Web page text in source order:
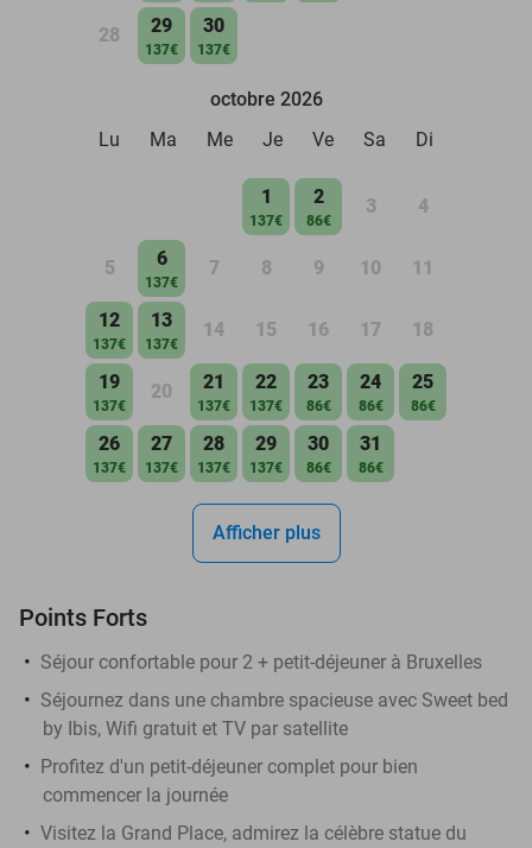
28 29
137€
30
137€
octobre 2026
Lu
Ma Me Je Ve Sa Di
1
137€
2
86€
3 4
5 6
137€
7 8 9 10 11
12
137€
13
137€
14 15 16 17 18
19
137€
20 21
137€
22
137€
23
86€
24
86€
25
86€
26
137€
27
137€
28
137€
29
137€
30
86€
31
86€
Afficher plus
Points Forts
Séjour confortable pour 2 + petit-déjeuner à Bruxelles
Séjournez dans une chambre spacieuse avec Sweet bed
by Ibis, Wifi gratuit et TV par satellite
Profitez d'un petit-déjeuner complet pour bien
commencer la journée
Visitez la Grand Place, admirez la célèbre statue du